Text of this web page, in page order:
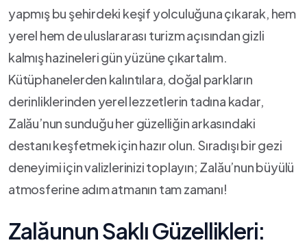
yapmış bu şehirdeki keşif yolculuğuna çıkarak, hem
yerel hem de uluslararası turizm‌ açısından gizli
kalmış⁣ hazineleri gün yüzüne çıkartalım.
Kütüphanelerden ⁢kalıntılara, doğal ⁣parkların
derinliklerinden yerel lezzetlerin tadına kadar,
Zalău’nun ‍sunduğu her güzelliğin ⁢arkasındaki
‍destanı keşfetmek için hazır olun. Sıradışı bir⁢ gezi
deneyimi için valizlerinizi toplayın; Zalău’nun büyülü
atmosferine adım⁤ atmanın tam zamanı!
Zalăunun Saklı Güzellikleri: